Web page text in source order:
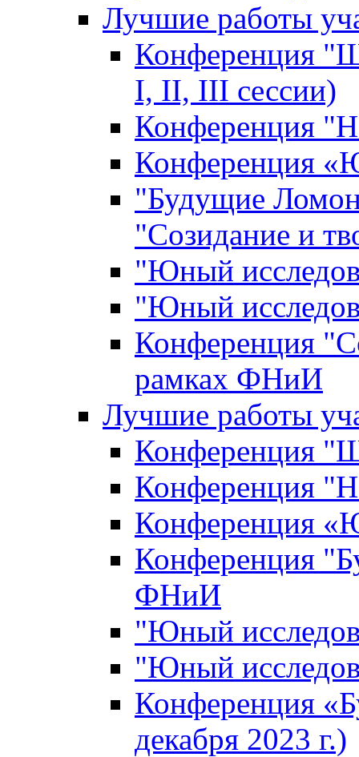
Лучшие работы
Конференция
I, II, III сессии)
Конференция
Конференция
"Будущие
"Созидание и
"Юный
"Юный
Конференция
рамках ФНиИ
Лучшие работы
Конференция
Конференция
Конференция
Конференция
ФНиИ
"Юный
"Юный
Конференция
декабря 2023 г.)